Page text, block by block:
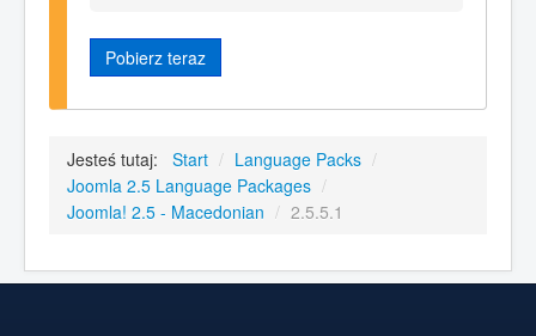
Pobierz teraz
Jesteś tutaj: Start / Language Packs /
Joomla 2.5 Language Packages /
Joomla! 2.5 - Macedonian / 2.5.5.1